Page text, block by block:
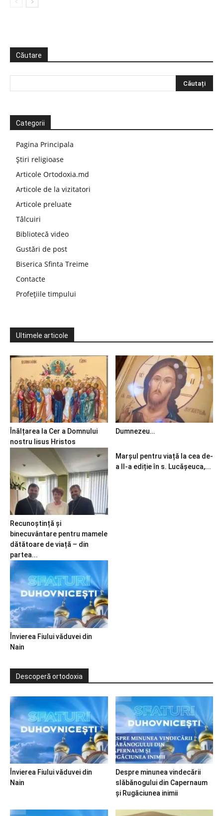
Căutare
Categorii
Pagina Principala
Știri religioase
Articole Ortodoxia.md
Articole de la vizitatori
Articole preluate
Tâlcuiri
Bibliotecă video
Gustări de post
Biserica Sfinta Treime
Contacte
Profețiile timpului
Ultimele articole
Înălțarea la Cer a Domnului
nostru Iisus Hristos
Dumnezeu…
Recunoștință și
binecuvântare pentru mamele
dătătoare de viață – din
partea...
Marșul pentru viață la cea de-
a II-a ediție în s. Lucășeuca,...
Învierea Fiului văduvei din
Nain
Descoperă ortodoxia
Învierea Fiului văduvei din
Nain
Despre minunea vindecării
slăbănogului din Capernaum
și Rugăciunea inimii